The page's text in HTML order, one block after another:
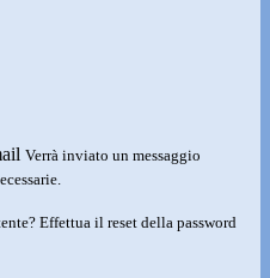
Verrà inviato un messaggio
Effettua il reset della password